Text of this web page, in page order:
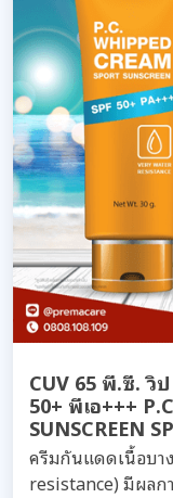
CUV 65 พี.ซี. วิ
50+ พีเอ+++
SUNSCREEN
ครีมกันแดดเนื้อบา
resistance) มีผล